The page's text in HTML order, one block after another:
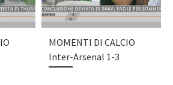
MOMENTI DI CALCIO
Inter-Arsenal 1-3